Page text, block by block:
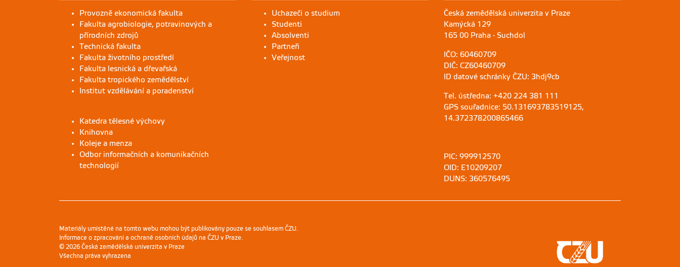
Provozně ekonomická fakulta
Fakulta agrobiologie, potravinových a
přírodních zdrojů
Technická fakulta
Fakulta životního prostředí
Fakulta lesnická a dřevařská
Fakulta tropického zemědělství
Institut vzdělávání a poradenství
Katedra tělesné výchovy
Knihovna
Koleje a menza
Odbor informačních a komunikačních
technologií
Uchazeči o studium
Studenti
Absolventi
Partneři
Veřejnost
Česká zemědělská univerzita v Praze
Kamýcká 129
165 00 Praha - Suchdol
IČO: 60460709
DIČ: CZ60460709
ID datové schránky ČZU: 3hdj9cb
Tel. ústředna: +420 224 381 111
GPS souřadnice: 50.131693783519125,
14.372378200865466
PIC: 999912570
OID: E10209207
DUNS: 360576495
Materiály umístěné na tomto webu mohou být publikovány pouze se souhlasem ČZU.
Informace o zpracování a ochraně osobních údajů na ČZU v Praze
© 2026 Česká zemědělská univerzita v Praze
Všechna práva vyhrazena